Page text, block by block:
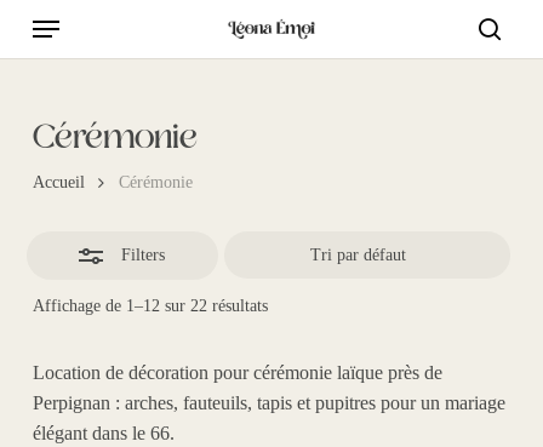
Menu
Cérémonie
Accueil Cérémonie
Filters
Affichage de 1–12 sur 22 résultats
Close
Location de décoration pourcérémonie laïqueprès de
Perpignan : arches, fauteuils, tapis et pupitres pourun mariage
élégant dans le 66.